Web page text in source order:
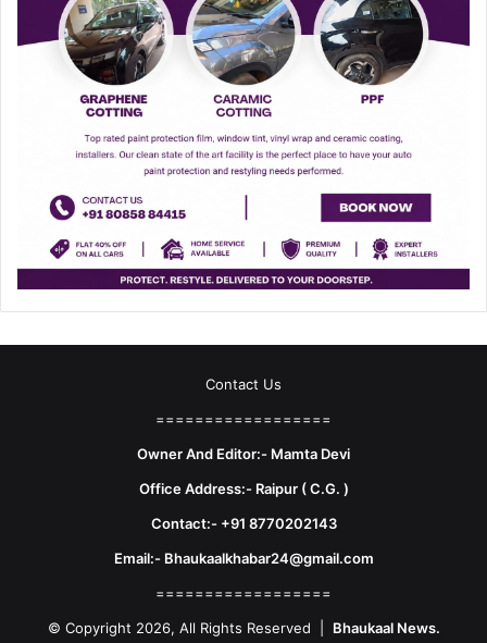
Contact Us
==================
Owner And Editor:- Mamta Devi
Office Address:- Raipur ( C.G. )
Contact:- +91 8770202143
Email:- Bhaukaalkhabar24@gmail.com
==================
© Copyright 2026, All Rights Reserved | Bhaukaal News.